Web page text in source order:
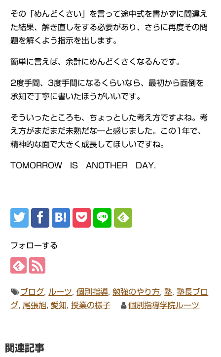
その「めんどくさい」を言って途中式を書かずに間違え
た結果、解き直しをする必要があり、さらに再度その問
題を解くよう指示を出します。
簡単に言えば、余計にめんどくさくなるんです。
2度手間、3度手間になるくらいなら、最初から面倒を
承知で丁寧に書いたほうがいいです。
そういったところも、ちょっとした考え方ですよね。考
え方がまだまだ未熟だな―と感じました。この1年で、
精神的な面で大きく成長してほしいですね。
TOMORROW IS ANOTHER DAY.
フォローする
ブログ ルーツ ,個別指導 ,勉強のやり方 ,塾 ,塾長ブロ
グ, 尾張旭, 愛知 授業の様子 個別指導学院ルーツ
関連記事